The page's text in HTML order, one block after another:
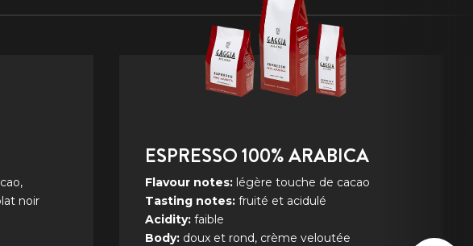
noir
ESPRESSO 100% ARABICA
Flavour notes: légère touche de cacao
Tasting notes: fruité et acidulé
Acidity: faible
Body: doux et rond, crème veloutée